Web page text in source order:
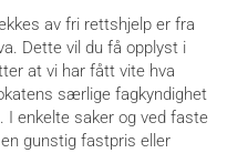
av fri rettshjelp er fra
Dette vil du få opplyst i
at vi har fått vite hva
særlige fagkyndighet
I enkelte saker og ved faste
gunstig fastpris eller